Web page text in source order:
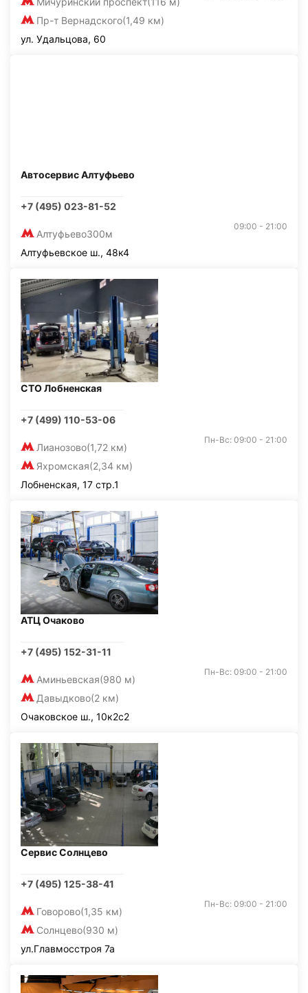
Пр-т Вернадского(1,49 км)
ул. Удальцова, 60
Автосервис Алтуфьево
+7 (495) 023-81-52
Алтуфьево300м
09:00 - 21:00
Алтуфьевское ш., 48к4
СТО Лобненская
+7 (499) 110-53-06
Лианозово(1,72 км)
Яхромская(2,34 км)
Пн-Вс: 09:00 - 21:00
Лобненская, 17 стр.1
АТЦ Очаково
+7 (495) 152-31-11
Аминьевская(980 м)
Давыдково(2 км)
Пн-Вс: 09:00 - 21:00
Очаковское ш., 10к2с2
Сервис Солнцево
+7 (495) 125-38-41
Говорово(1,35 км)
Солнцево(930 м)
Пн-Вс: 09:00 - 21:00
ул.Главмосстроя 7а